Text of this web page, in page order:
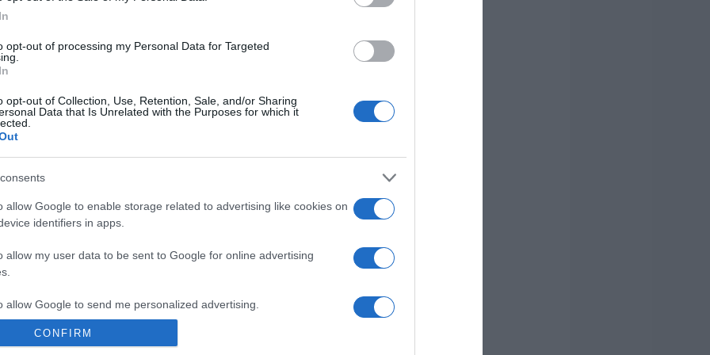
opt-out of processing my Personal Data for Targeted
opt-out of Collection, Use, Retention, Sale, and/or Sharing
Data that Is Unrelated with the Purposes for which it
allow Google to enable storage related to advertising like cookies on
identifiers in apps.
allow my user data to be sent to Google for online advertising
allow Google to send me personalized advertising.
allow Google to enable storage related to analytics like cookies on
CONFIRM
Hőálló tálba öntjük.
meghámozzuk, áttörjük, még forrón a
majd beledolgozzuk a tojások sárgáját. A ragu
megpirítjuk (kb. 10 perc).